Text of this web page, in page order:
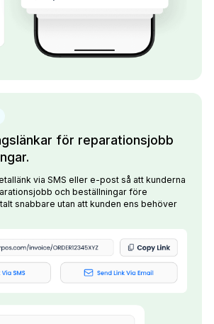
för reparationsjobb
via SMS eller e-post så att kunderna
och beställningar före
snabbare utan att kunden ens behöver